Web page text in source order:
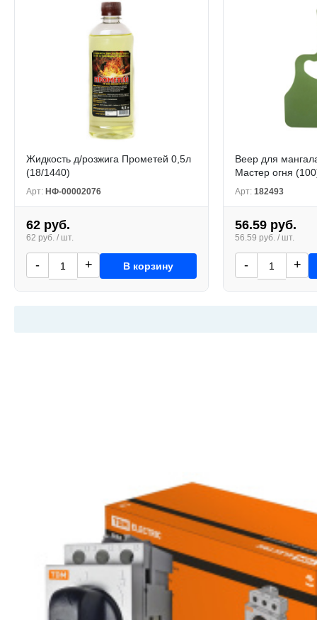
Жидкость д/розжига Прометей 0,5л
(18/1440)
Арт: НФ-00002076
62 руб.
62 руб. / шт.
- + В корзину
Веер для
Мастер огня
Арт: 182493
56.59 руб.
56.59 руб. / шт.
- +